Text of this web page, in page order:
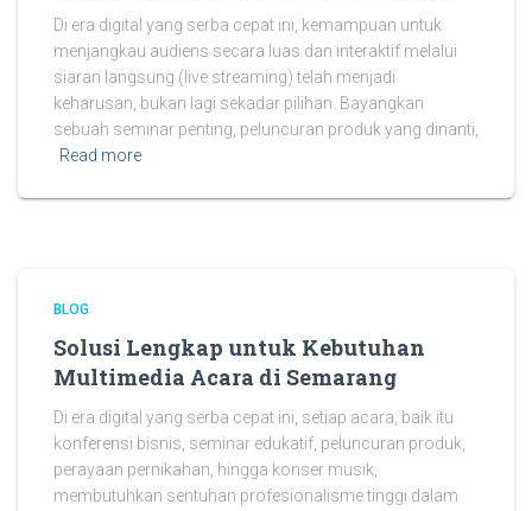
Di era digital yang serba cepat ini, kemampuan untuk
menjangkau audiens secara luas dan interaktif melalui
siaran langsung (live streaming) telah menjadi
keharusan, bukan lagi sekadar pilihan. Bayangkan
sebuah seminar penting, peluncuran produk yang dinanti,
Read more
BLOG
Solusi Lengkap untuk Kebutuhan
Multimedia Acara di Semarang
Di era digital yang serba cepat ini, setiap acara, baik itu
konferensi bisnis, seminar edukatif, peluncuran produk,
perayaan pernikahan, hingga konser musik,
membutuhkan sentuhan profesionalisme tinggi dalam